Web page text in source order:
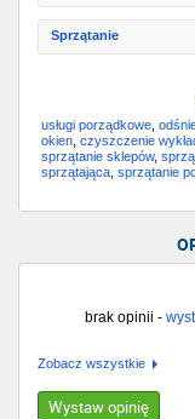
Sprzątanie
usługi porządkowe
okien czyszczenie
sprzątanie sklepów,
sprzątająca sprzątanie
brak opinii -
Zobacz wszystkie
Wystaw opinię